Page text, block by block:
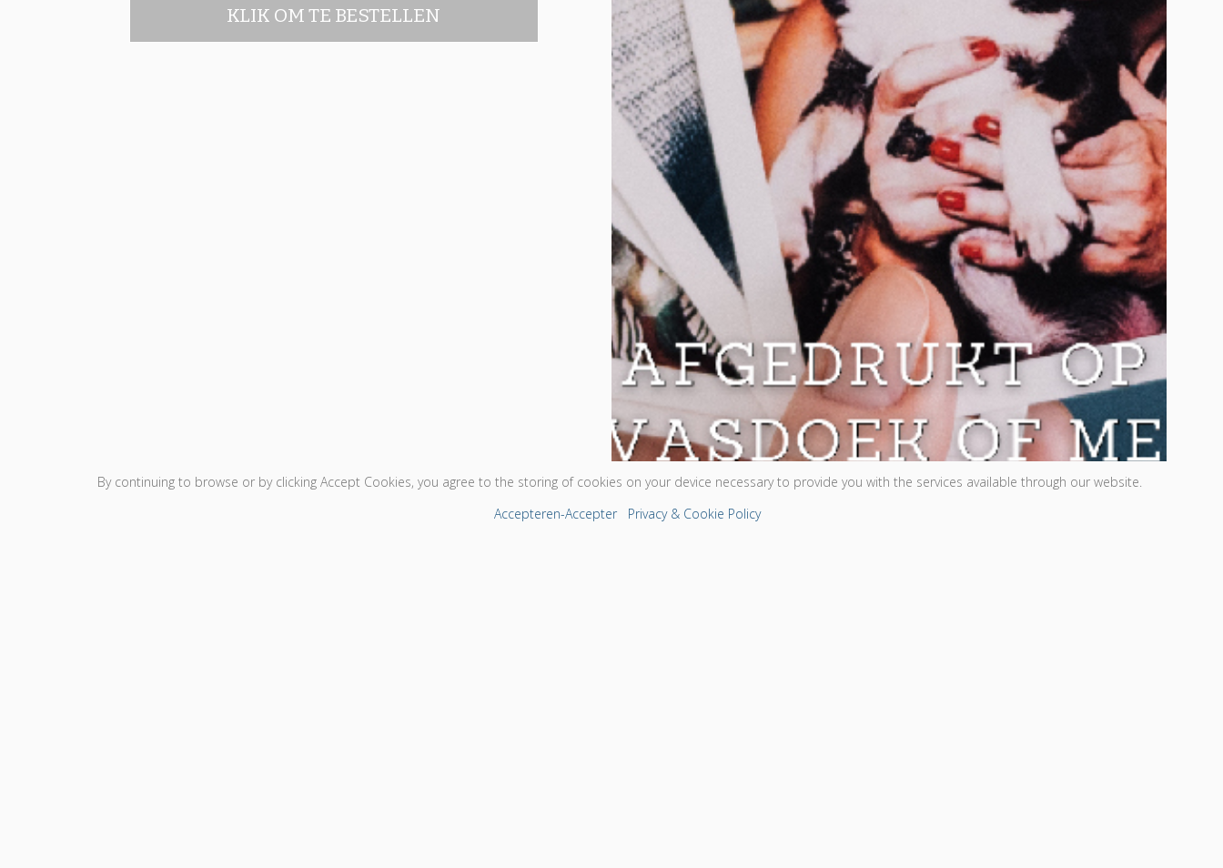
KLIK OM TE BESTELLEN
By continuing to browse or by clicking Accept Cookies, you agree to the storing of cookies on your device necessary to provide you with the services available through our website.
Accepteren-Accepter
Privacy & Cookie Policy